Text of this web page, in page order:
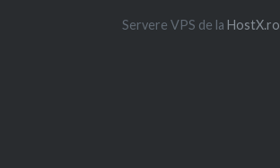
Servere VPS de la HostX.ro